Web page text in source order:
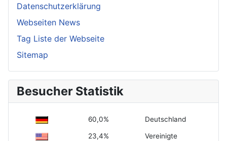
Datenschutzerklärung
Webseiten News
Tag Liste der Webseite
Sitemap
Besucher Statistik
60,0% Deutschland
23,4%
Vereinigte